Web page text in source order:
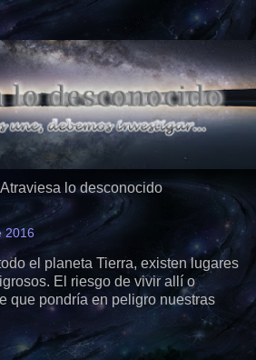
lo desconocido
2016
el planeta Tierra, existen lugares
El riesgo de vivir allí o
que pondría en peligro nuestras